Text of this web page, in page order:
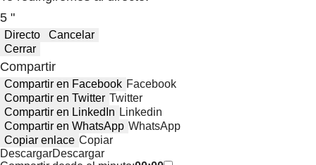
5 "
Directo
Cancelar
Cerrar
Compartir
Compartir en Facebook Facebook
Compartir en Twitter Twitter
Compartir en LinkedIn Linkedin
Compartir en WhatsApp WhatsApp
Copiar enlace Copiar
DescargarDescargar